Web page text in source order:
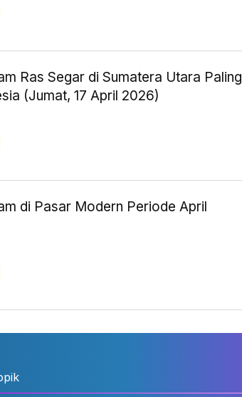
Ras Segar di Sumatera Utara Paling
(Jumat, 17 April 2026)
di Pasar Modern Periode April